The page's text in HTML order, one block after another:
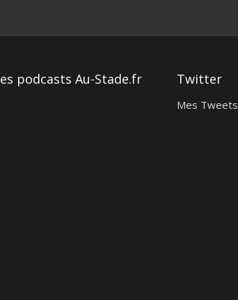
podcasts Au-Stade.fr Twitter
Mes Tweets